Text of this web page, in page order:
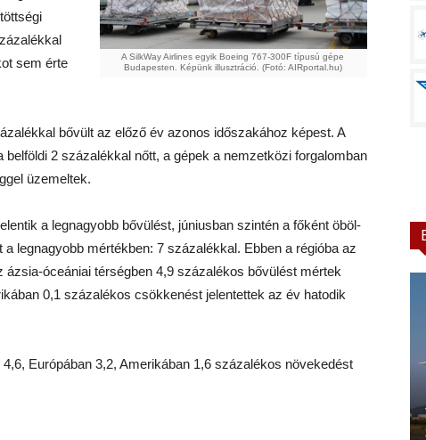
A SilkWay Airlines egyik Boeing 767-300F típusú gépe
Budapesten. Képünk illusztráció. (Fotó: AIRportal.hu)
sem érte
bővült az előző év azonos időszakához képest. A
2 százalékkal nőtt, a gépek a nemzetközi forgalomban
üzemeltek.
a legnagyobb bővülést, júniusban szintén a főként öböl-
legnagyobb mértékben: 7 százalékkal. Ebben a régióba az
óceániai térségben 4,9 százalékos bővülést mértek
0,1 százalékos csökkenést jelentettek az év hatodik
Európában 3,2, Amerikában 1,6 százalékos növekedést